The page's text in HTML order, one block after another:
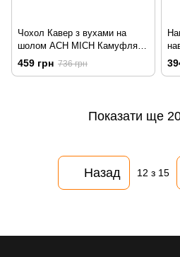
Чохол Кавер з вухами на
шолом ACH MICH Камуфляж
(А47-02-02)
459 грн 736 грн
Показати ще
Назад 12 з 15